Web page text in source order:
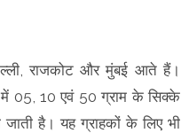
राजकोट और मुंबई आते हैं।
में 05, 10 एवं 50 ग्राम के सिक्के
है। यह ग्राहकों के लिए भी